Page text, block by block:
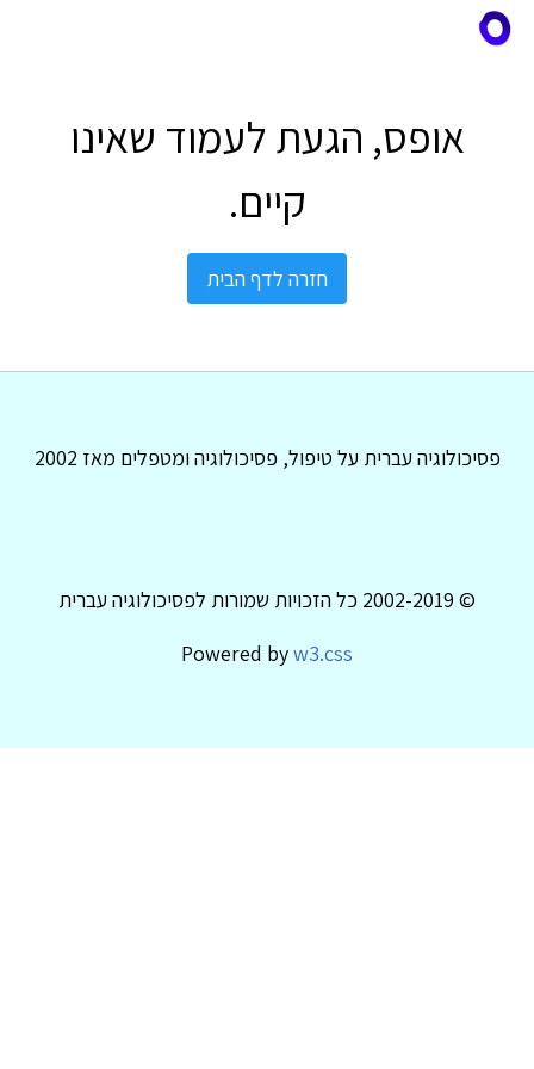
אופס, הגעת לעמוד שאינו
קיים.
חזרה לדף הבית
פסיכולוגיה עברית על טיפול, פסיכולוגיה ומטפלים מאז 2002
© 2002-2019 כל הזכויות שמורות לפסיכולוגיה עברית
Powered byw3.css